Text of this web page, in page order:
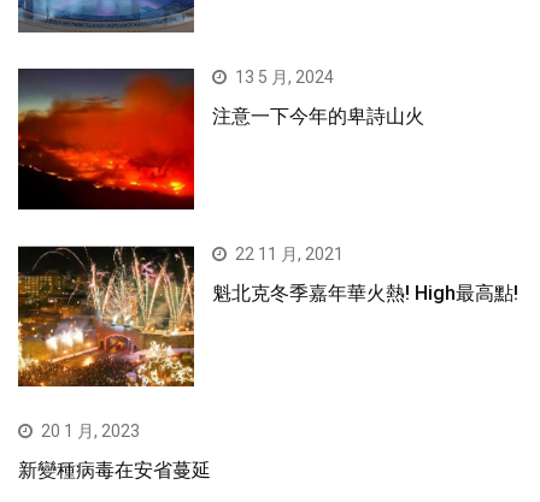
13 5 月, 2024
注意一下今年的卑詩山火
22 11 月, 2021
魁北克冬季嘉年華火熱! High最高點!
20 1 月, 2023
新變種病毒在安省蔓延